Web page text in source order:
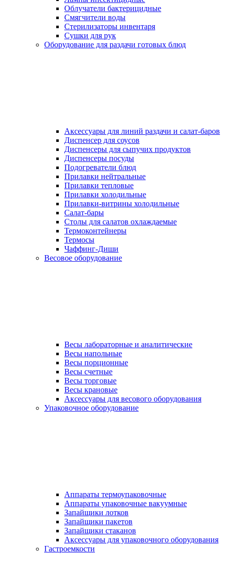
Облучатели бактерицидные
Смягчители воды
Стерилизаторы инвентаря
Сушки для рук
Оборудование для раздачи готовых блюд
Аксессуары для линий раздачи и салат-баров
Диспенсер для соусов
Диспенсеры для сыпучих продуктов
Диспенсеры посуды
Подогреватели блюд
Прилавки нейтральные
Прилавки тепловые
Прилавки холодильные
Прилавки-витрины холодильные
Салат-бары
Столы для салатов охлаждаемые
Термоконтейнеры
Термосы
Чаффинг-Диши
Весовое оборудование
Весы лабораторные и аналитические
Весы напольные
Весы порционные
Весы счетные
Весы торговые
Весы крановые
Аксессуары для весового оборудования
Упаковочное оборудование
Аппараты термоупаковочные
Аппараты упаковочные вакуумные
Запайщики лотков
Запайщики пакетов
Запайщики стаканов
Аксессуары для упаковочного оборудования
Гастроемкости